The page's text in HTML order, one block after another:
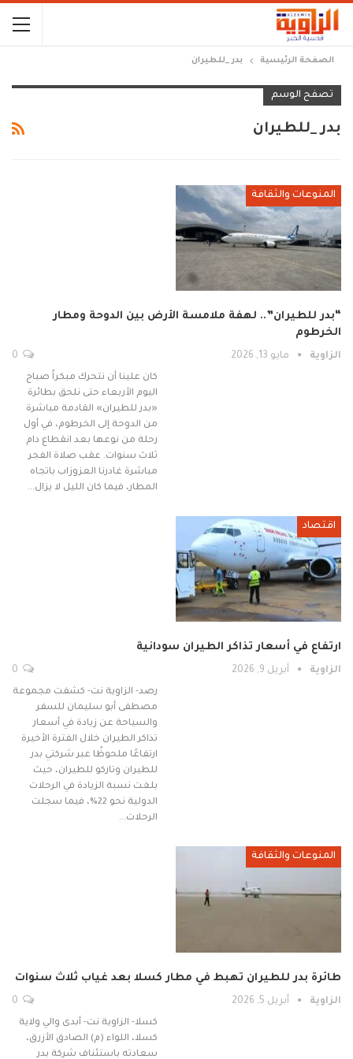
الصفحة الرئيسية بدر _للطيران
تصفح الوسم
بدر _للطيران
المنوعات والثقافة
“بدر للطيران”.. لهفة ملامسة الأرض بين الدوحة ومطار
الخرطوم
الزاوية مايو 13, 2026
كان علينا أن نتحرك مبكراً صباح
اليوم الأربعاء حتى نلحق بطائرة
«بدر للطيران» القادمة مباشرة
من الدوحة إلى الخرطوم، في أول
رحلة من نوعها بعد انقطاع دام
ثلاث سنوات. عقب صلاة الفجر
مباشرة غادرنا العزوزاب باتجاه
المطار، فيما كان الليل لا يزال…
اقتصاد
ارتفاع في أسعار تذاكر الطيران سودانية
الزاوية أبريل 9, 2026
رصد- الزاوية نت- كشفت مجموعة
مصطفى أبو سليمان للسفر
والسياحة عن زيادة في أسعار
تذاكر الطيران خلال الفترة الأخيرة
ارتفاعًا ملحوظًا عبر شركتي بدر
للطيران وتاركو للطيران، حيث
بلغت نسبة الزيادة في الرحلات
الدولية نحو 22%، فيما سجلت
الرحلات…
المنوعات والثقافة
طائرة بدر للطيران تهبط في مطار كسلا بعد غياب ثلاث سنوات
الزاوية أبريل 5, 2026
كسلا- الزاوية نت- أبدى والي ولاية
كسلا، اللواء (م) الصادق الأزرق،
سعادته باستئناف شركة بدر